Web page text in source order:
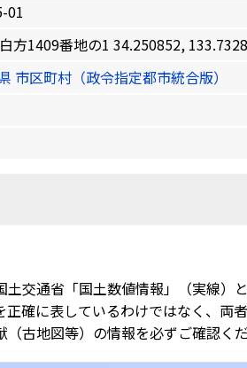
01
方1409番地の1 34.250852,
市区町村（政令指定都市統合版）
土交通省「国土数値情報」（実線）
確に表しているわけではなく、
古地図等）の情報を必ずご確認くだ